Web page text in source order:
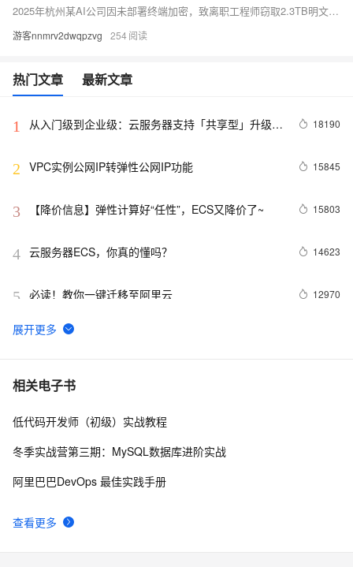
2025年杭州某AI公司因未部署终端加密，致离职工程师窃取2.3TB明文核心数据。本文剖析传统DLP在离线场景失效根源，指出文件级加密的“木桶短板”，并详解驱动层全盘加密、策略化管控与密钥生命周期管理等落地路径，强调终端加密已是数据安全“必选项”。
游客nnmrv2dwqpzvg 254
热门文章 最新文章
1
从入门级到企业级：云服务器支持「共享型」升级
18190
2 VPC实例公网IP转弹性公网IP功能 15845
3 【降价信息】弹性计算好“任性”，ECS又降价了~ 15803
4 云服务器ECS，你真的懂吗？ 14623
5 必读！教你一键迁移至阿里云 12970
6
云服务器ECS还原安全组规则功能介绍 安全组规则
7 安全组设置内网互通的方法
8 Mac神兵利器（四）时间管理工具
相关电子书
查看更多
低代码开发师（初级）实战教程
冬季实战营第三期：MySQL数据库进阶实战
阿里巴巴DevOps 最佳实践手册